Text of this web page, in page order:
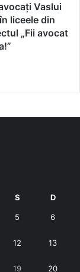
Vaslui
liceele din
„Fii avocat
S D
5 6
12 13
19 20